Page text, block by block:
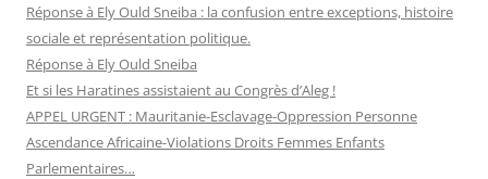
Réponse à Ely Ould Sneiba : la confusion entre exceptions, histoire
sociale et représentation politique.
Réponse à Ely Ould Sneiba
Et si les Haratines assistaient au Congrès d’Aleg !
APPEL URGENT : Mauritanie-Esclavage-Oppression Personne
Ascendance Africaine-Violations Droits Femmes Enfants
Parlementaires…